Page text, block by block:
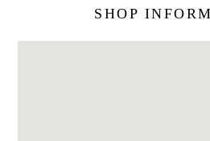
SHOP